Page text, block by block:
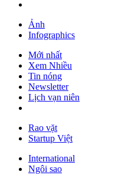
Ảnh
Infographics
Mới nhất
Xem Nhiều
Tin nóng
Newsletter
Lịch vạn niên
Rao vặt
Startup Việt
International
Ngôi sao